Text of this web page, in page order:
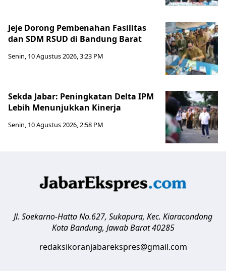
Jeje Dorong Pembenahan Fasilitas
dan SDM RSUD di Bandung Barat
Senin, 10 Agustus 2026, 3:23 PM
Sekda Jabar: Peningkatan Delta IPM
Lebih Menunjukkan Kinerja
Senin, 10 Agustus 2026, 2:58 PM
Jl. Soekarno-Hatta No.627, Sukapura, Kec. Kiaracondong
Kota Bandung, Jawab Barat 40285
redaksikoranjabarekspres@gmail.com